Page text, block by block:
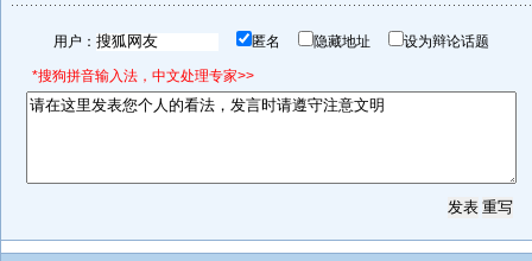
用户： 匿名 隐藏地址 设为辩论话题
*搜狗拼音输入法，中文处理专家>>